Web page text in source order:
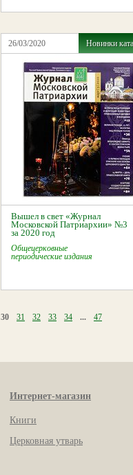
26/03/2020 Новинки
Вышел в свет «Журнал
Московской Патриархии» №3
за 2020 год
Общецерковные
периодические издания
30 31 32 33 34 ...
47
Интернет-магазин
Книги
Церковная утварь